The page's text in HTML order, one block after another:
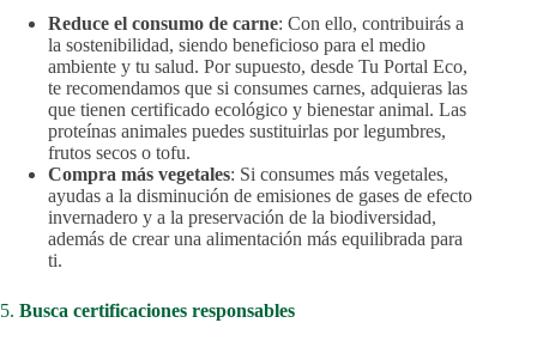
Reduce el consumo de carne: Con ello, contribuirás a
la sostenibilidad, siendo beneficioso para el medio
ambiente y tu salud. Por supuesto, desde Tu Portal Eco,
te recomendamos que si consumes carnes, adquieras las
que tienen certificado ecológico y bienestar animal. Las
proteínas animales puedes sustituirlas por legumbres,
frutos secos o tofu.
Compra más vegetales: Si consumes más vegetales,
ayudas a la disminución de emisiones de gases de efecto
invernadero y a la preservación de la biodiversidad,
además de crear una alimentación más equilibrada para
ti.
5. Busca certificaciones responsables